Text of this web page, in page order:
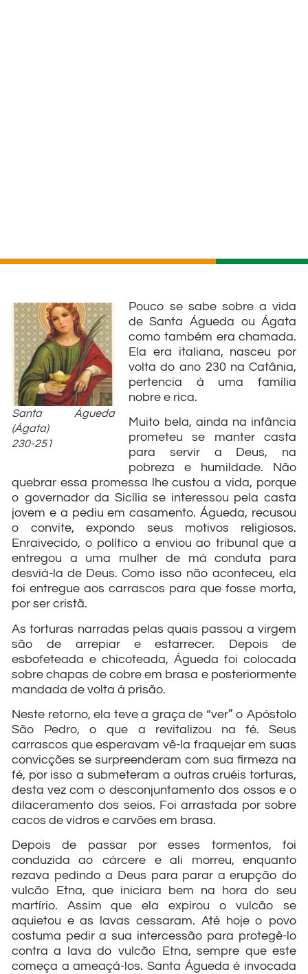
Santa Águeda
(Ágata)
230-251
Pouco se sabe sobre a vida
de Santa Águeda ou Ágata
como também era chamada.
Ela era italiana, nasceu por
volta do ano 230 na Catânia,
pertencia à uma família
nobre e rica.
Muito bela, ainda na infância
prometeu se manter casta
para servir a Deus, na
pobreza e humildade. Não
quebrar essa promessa lhe custou a vida, porque
o governador da Sicília se interessou pela casta
jovem e a pediu em casamento. Águeda, recusou
o convite, expondo seus motivos religiosos.
Enraivecido, o político a enviou ao tribunal que a
entregou a uma mulher de má conduta para
desviá-la de Deus. Como isso não aconteceu, ela
foi entregue aos carrascos para que fosse morta,
por ser cristã.
As torturas narradas pelas quais passou a virgem
são de arrepiar e estarrecer. Depois de
esbofeteada e chicoteada, Águeda foi colocada
sobre chapas de cobre em brasa e posteriormente
mandada de volta à prisão.
Neste retorno, ela teve a graça de “ver” o Apóstolo
São Pedro, o que a revitalizou na fé. Seus
carrascos que esperavam vê-la fraquejar em suas
convicções se surpreenderam com sua firmeza na
fé, por isso a submeteram a outras cruéis torturas,
desta vez com o desconjuntamento dos ossos e o
dilaceramento dos seios. Foi arrastada por sobre
cacos de vidros e carvões em brasa.
Depois de passar por esses tormentos, foi
conduzida ao cárcere e ali morreu, enquanto
rezava pedindo a Deus para parar a erupção do
vulcão Etna, que iniciara bem na hora do seu
martírio. Assim que ela expirou o vulcão se
aquietou e as lavas cessaram. Até hoje o povo
costuma pedir a sua intercessão para protegê-lo
contra a lava do vulcão Etna, sempre que este
começa a ameaçá-los. Santa Águeda é invocada